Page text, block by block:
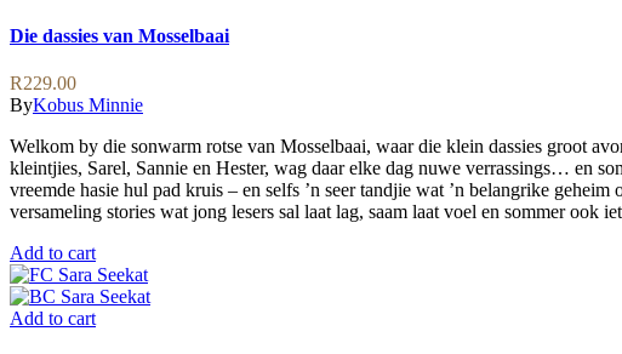
The
options
be
chosen
on
the
product
page
Die dassies van Mosselbaai
R229.00
ByKobus Minnie
Welkom by die sonwarm rotse van Mosselbaai, waar die klein dassies groot
kleintjies, Sarel, Sannie en Hester, wag daar elke dag nuwe verrassings… en
vreemde hasie hul pad kruis – en selfs ’n seer tandjie wat ’n belangrike
versameling stories wat jong lesers sal laat lag, saam laat voel en sommer
Add to cart
Add to cart